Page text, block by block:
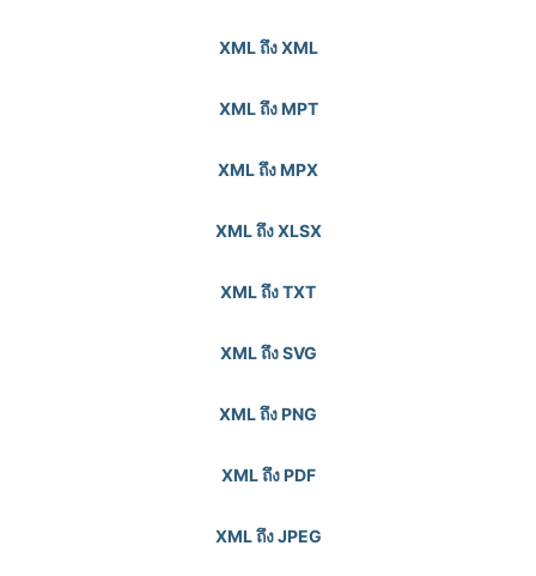
XML ถึง XML
XML ถึง MPT
XML ถึง MPX
XML ถึง XLSX
XML ถึง TXT
XML ถึง SVG
XML ถึง PNG
XML ถึง PDF
XML ถึง JPEG